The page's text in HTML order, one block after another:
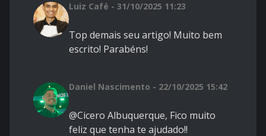
Luiz Café - 31/10/2025 11:23
Top demais seu artigo! Muito bem
escrito! Parabéns!
Daniel Nascimento - 22/10/2025 15:42
@Cicero Albuquerque, Fico muito
feliz que tenha te ajudado!!